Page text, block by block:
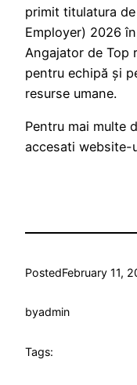
primit titulatura
Employer) 2026
Angajator de Top
pentru echipă și
resurse umane.
Pentru mai multe
accesati website-
PostedFebruary 11,
byadmin
Tags: